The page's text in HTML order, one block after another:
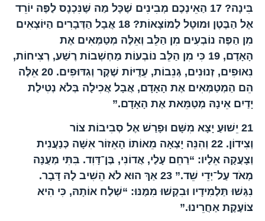
בִּינָה? 17 הַאֵינְכֶם מְבִינִים שֶׁכָּל מַה שֶּׁנִּכְנָס לַפֶּה יוֹרֵד
אֶל הַבֶּטֶן וּמוּטָל לַמּוֹצָאוֹת? 18 אֲבָל הַדְּבָרִים הַיּוֹצְאִים
מִן הַפֶּה נוֹבְעִים מִן הַלֵּב וְאֵלֶּה מְטַמְּאִים אֶת
הָאָדָם, 19 כִּי מִן הַלֵּב נוֹבְעוֹת מַחְשְׁבוֹת רֶשַׁע, רְצִיחוֹת,
נִאוּפִים, זְנוּנִים, גְּנֵבוֹת, עֵדֻיּוֹת שֶׁקֶר וְגִדּוּפִים. 20 אֵלֶּה
הֵם הַמְטַמְּאִים אֶת הָאָדָם, אֲבָל אֲכִילָה בְּלֹא נְטִילַת
יָדַיִם אֵינָהּ מְטַמֵּאת אֶת הָאָדָם.”
21 יֵשׁוּעַ יָצָא מִשָּׁם וּפָרַשׁ אֶל סְבִיבוֹת צוֹר
וְצִידוֹן. 22 וְהִנֵּה יָצְאָה מֵאוֹתוֹ הָאֵזוֹר אִשָּׁה כְּנַעֲנִית
וְצָעֲקָה אֵלָיו: “רַחֵם עָלַי, אֲדוֹנִי, בֶּן־דָּוִד. בִּתִּי מְעֻנָּה
מְאֹד עַל־יְדֵי שֵׁד.” 23 אַךְ הוּא לֹא הֵשִׁיב לָהּ דָּבָר.
נִגְּשׁוּ תַּלְמִידָיו וּבִקְשׁוּ מִמֶּנּוּ: “שְׁלַח אוֹתָהּ, כִּי הִיא
צוֹעֶקֶת אַחֲרֵינוּ.”